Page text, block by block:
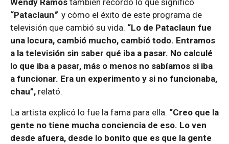
Wendy Ramos también recordó lo que significó
“Pataclaun” y cómo el éxito de este programa de
televisión que cambió su vida. “Lo de Pataclaun fue
una locura, cambió mucho, cambió todo. Entramos
a la televisión sin saber qué iba a pasar. No calculé
lo que iba a pasar, más o menos no sabíamos si iba
a funcionar. Era un experimento y si no funcionaba,
chau”, relató.
La artista explicó lo fue la fama para ella. “Creo que la
gente no tiene mucha conciencia de eso. Lo ven
desde afuera, desde lo bonito que es que la gente